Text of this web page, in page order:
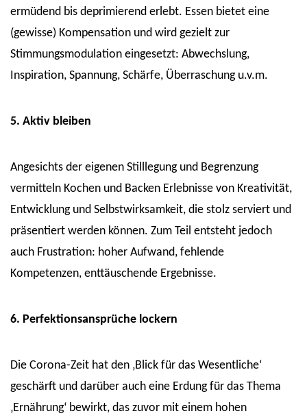
ermüdend bis deprimierend erlebt. Essen bietet eine
(gewisse) Kompensation und wird gezielt zur
Stimmungsmodulation eingesetzt: Abwechslung,
Inspiration, Spannung, Schärfe, Überraschung u.v.m.
5. Aktiv bleiben
Angesichts der eigenen Stilllegung und Begrenzung
vermitteln Kochen und Backen Erlebnisse von Kreativität,
Entwicklung und Selbstwirksamkeit, die stolz serviert und
präsentiert werden können. Zum Teil entsteht jedoch
auch Frustration: hoher Aufwand, fehlende
Kompetenzen, enttäuschende Ergebnisse.
6. Perfektionsansprüche lockern
Die Corona-Zeit hat den ‚Blick für das Wesentliche‘
geschärft und darüber auch eine Erdung für das Thema
‚Ernährung‘ bewirkt, das zuvor mit einem hohen